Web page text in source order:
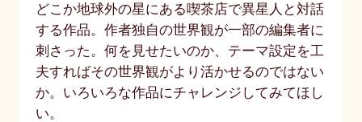
どこか地球外の星にある喫茶店で異星人と対話
する作品。作者独自の世界観が一部の編集者に
刺さった。何を見せたいのか、テーマ設定を工
夫すればその世界観がより活かせるのではない
か。いろいろな作品にチャレンジしてみてほし
い。